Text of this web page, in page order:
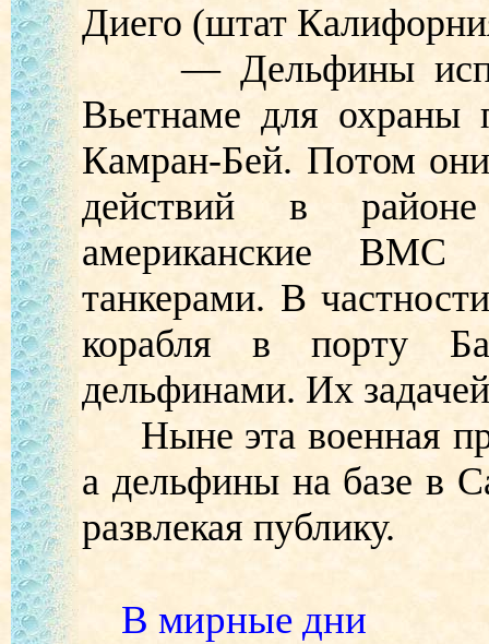
Диего (штат
— Дельфины
Вьетнаме для охраны
Камран-Бей. Потом
действий в
американские ВМС
танкерами. В
корабля в порту
дельфинами. Их
Ныне эта военная
а дельфины на базе в
развлекая публику.
В мирные дни